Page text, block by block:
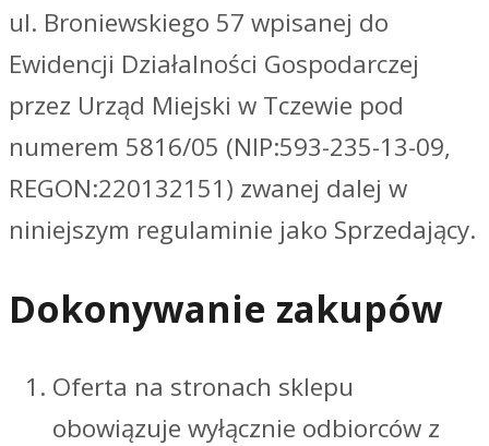
ul. Broniewskiego 57 wpisanej do
Ewidencji Działalności Gospodarczej
przez Urząd Miejski w Tczewie pod
numerem 5816/05 (NIP:593-235-13-09,
REGON:220132151) zwanej dalej w
niniejszym regulaminie jako Sprzedający.
Dokonywanie zakupów
Oferta na stronach sklepu
obowiązuje wyłącznie odbiorców z